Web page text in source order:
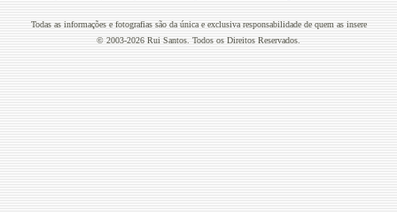
Todas as informações e fotografias são da única e exclusiva responsabilidade de quem as insere
© 2003-2026 Rui Santos. Todos os Direitos Reservados.